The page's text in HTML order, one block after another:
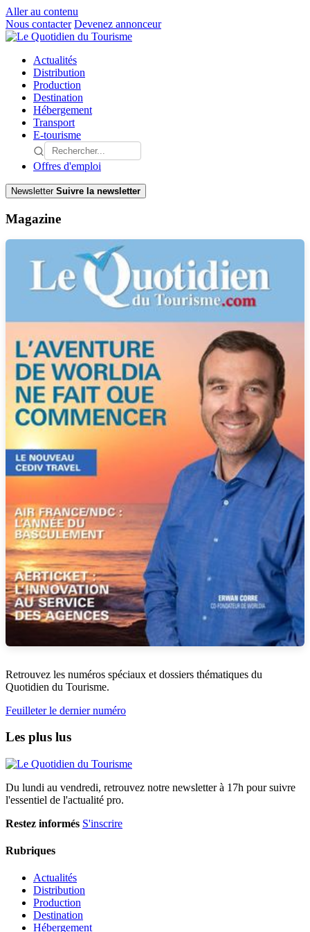
Aller au contenu
Nous contacter Devenez annonceur
Actualités
Distribution
Production
Destination
Hébergement
Transport
E-tourisme
Offres d'emploi
Newsletter Suivre la newsletter
Magazine
Retrouvez les numéros spéciaux et dossiers thématiques du
Quotidien du Tourisme.
Feuilleter le dernier numéro
Les plus lus
Du lundi au vendredi, retrouvez notre newsletter à 17h pour suivre
l'essentiel de l'actualité pro.
Restez informés S'inscrire
Rubriques
Actualités
Distribution
Production
Destination
Hébergement